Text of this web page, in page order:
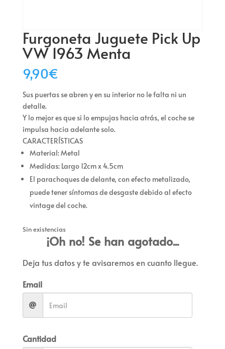
Furgoneta Juguete Pick Up
VW 1963 Menta
9,90€
Sus puertas se abren y en su interior no le falta ni un
detalle.
Y lo mejor es que si lo empujas hacia atrás, el coche se
impulsa hacia adelante solo.
CARACTERÍSTICAS
Material: Metal
Medidas: Largo 12cm x 4.5cm
El parachoques de delante, con efecto metalizado,
puede tener síntomas de desgaste debido al efecto
vintage del coche.
Sin existencias
¡Oh no! Se han agotado...
Deja tus datos y te avisaremos en cuanto llegue.
Email
Cantidad